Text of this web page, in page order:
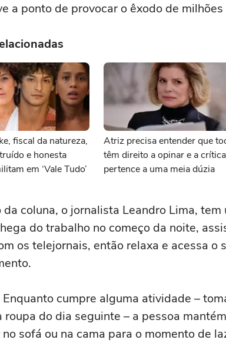
a ponto de provocar o êxodo de
fiscal da natureza,
e honesta
em ‘Vale Tudo’
Atriz precisa entender que
têm direito a opinar e a
pertence a uma meia dúzia
da coluna, o jornalista Leandro Lima,
do trabalho no começo da noite,
os telejornais, então relaxa e acessa
cumpre alguma atividade –
roupa do dia seguinte – a pessoa
sofá ou na cama para o momento de